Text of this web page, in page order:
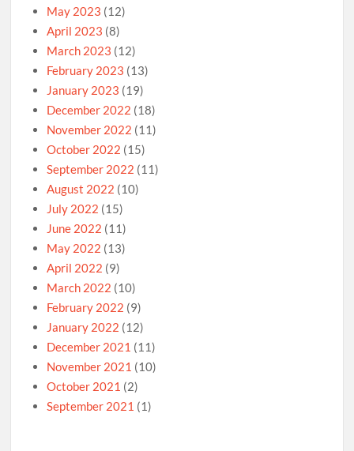
May 2023 (12)
April 2023 (8)
March 2023 (12)
February 2023 (13)
January 2023 (19)
December 2022 (18)
November 2022 (11)
October 2022 (15)
September 2022 (11)
August 2022 (10)
July 2022 (15)
June 2022 (11)
May 2022 (13)
April 2022 (9)
March 2022 (10)
February 2022 (9)
January 2022 (12)
December 2021 (11)
November 2021 (10)
October 2021 (2)
September 2021 (1)